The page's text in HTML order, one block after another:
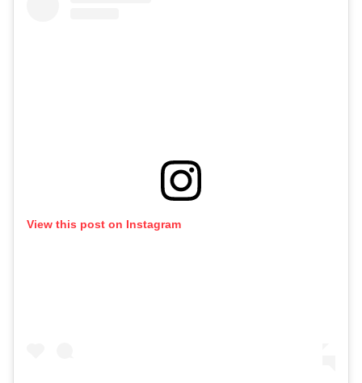
View this post on Instagram